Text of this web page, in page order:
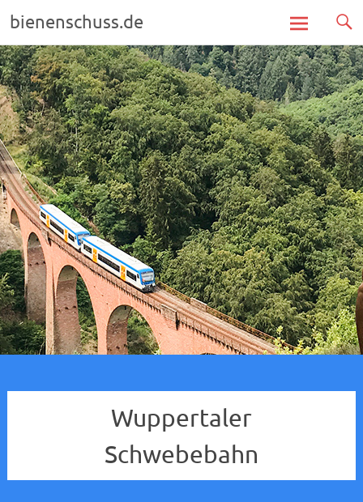
bienenschuss.de
Zum
Inhalt
springen
Wuppertaler
Schwebebahn